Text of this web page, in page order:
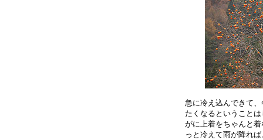
急に冷え込んできて
たくなるということ
がに上着をちゃんと
っと冷えて雨が降れ